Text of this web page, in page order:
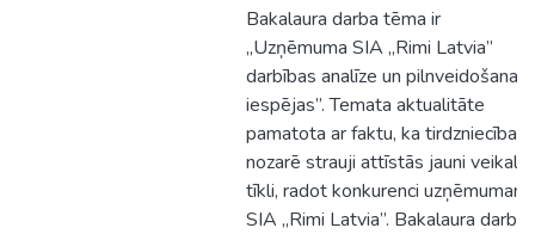
Bakalaura darba tēma ir
„Uzņēmuma SIA „Rimi Latvia”
darbības analīze un pilnveidošanas
iespējas”. Temata aktualitāte
pamatota ar faktu, ka tirdzniecības
nozarē strauji attīstās jauni veikalu
tīkli, radot konkurenci uzņēmumam
SIA „Rimi Latvia”. Bakalaura darba